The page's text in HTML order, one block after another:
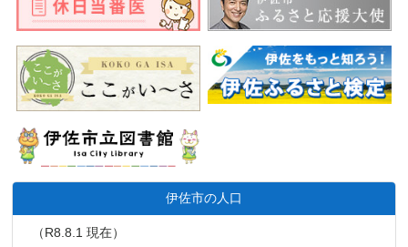
伊佐市の人口
（R8.8.1 現在）